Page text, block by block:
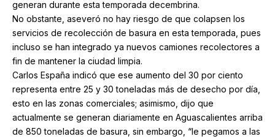
generan durante esta temporada decembrina.
No obstante, aseveró no hay riesgo de que colapsen los
servicios de recolección de basura en esta temporada, pues
incluso se han integrado ya nuevos camiones recolectores a
fin de mantener la ciudad limpia.
Carlos España indicó que ese aumento del 30 por ciento
representa entre 25 y 30 toneladas más de desecho por día,
esto en las zonas comerciales; asimismo, dijo que
actualmente se generan diariamente en Aguascalientes arriba
de 850 toneladas de basura, sin embargo, “le pegamos a las